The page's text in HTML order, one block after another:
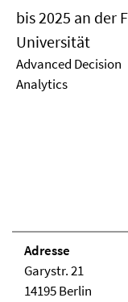
bis 2025 an der
Universität
Advanced Decision
Analytics
Adresse
Garystr. 21
14195 Berlin